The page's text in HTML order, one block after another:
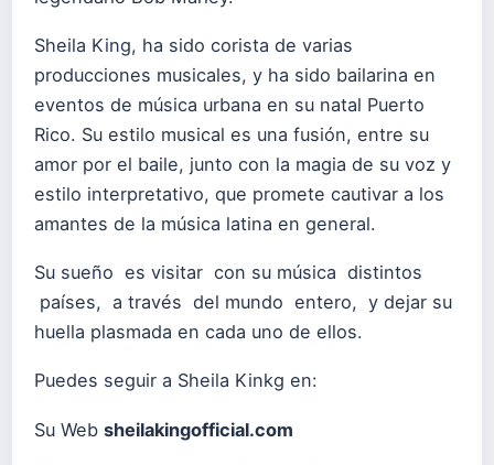
Sheila King, ha sido corista de varias
producciones musicales, y ha sido bailarina en
eventos de música urbana en su natal Puerto
Rico. Su estilo musical es una fusión, entre su
amor por el baile, junto con la magia de su voz y
estilo interpretativo, que promete cautivar a los
amantes de la música latina en general.
Su sueño es visitar con su música distintos
países, a través del mundo entero, y dejar su
huella plasmada en cada uno de ellos.
Puedes seguir a Sheila Kinkg en:
Su Web sheilakingofficial.com